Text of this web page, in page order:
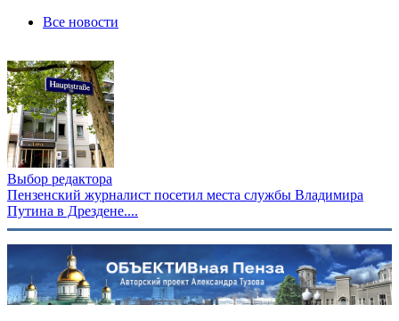
Все новости
Выбор редактора
Пензенский журналист посетил места службы Владимира
Путина в Дрездене....